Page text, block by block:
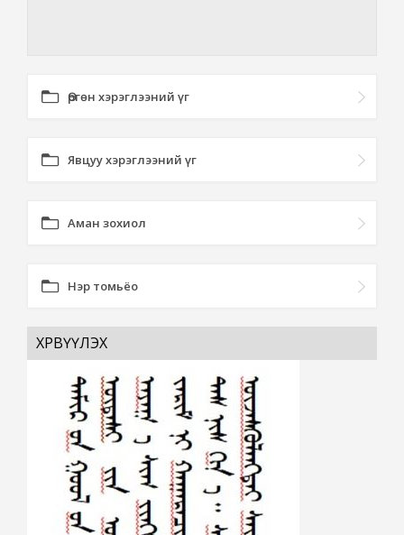
Өргөн хэрэглээний үг
Явцуу хэрэглээний үг
Аман зохиол
Нэр томьёо
ХӨРВҮҮЛЭХ